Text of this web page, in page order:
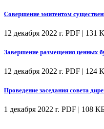
Совершение эмитентом
12 декабря 2022 г. PDF | 131
Завершение размещения ценных
12 декабря 2022 г. PDF | 124
Проведение заседания совета
1 декабря 2022 г. PDF | 108